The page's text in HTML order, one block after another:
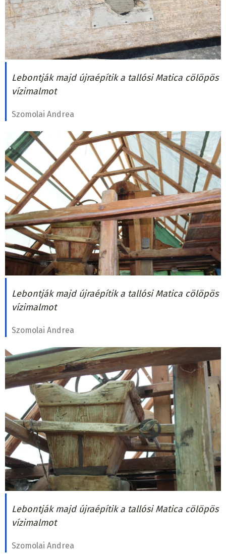
Lebontják majd újraépítik a tallósi Matica cölöpös
vízimalmot
Szomolai Andrea
Lebontják majd újraépítik a tallósi Matica cölöpös
vízimalmot
Szomolai Andrea
Lebontják majd újraépítik a tallósi Matica cölöpös
vízimalmot
Szomolai Andrea